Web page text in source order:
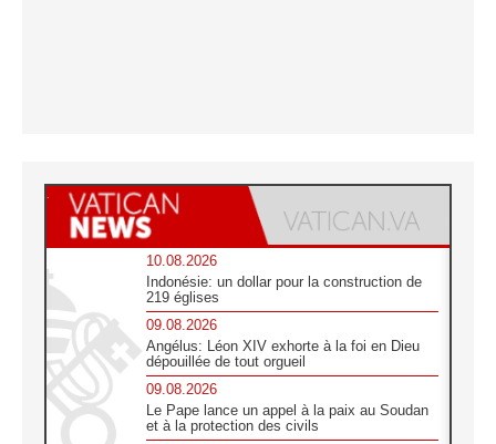
10.08.2026
Indonésie: un dollar pour la construction de
219 églises
09.08.2026
Angélus: Léon XIV exhorte à la foi en Dieu
dépouillée de tout orgueil
09.08.2026
Le Pape lance un appel à la paix au Soudan
et à la protection des civils